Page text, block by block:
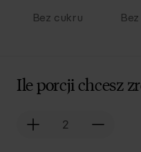
Bez cukru
Ile porcji chcesz